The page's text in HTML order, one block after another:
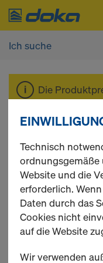
Die
angezeigt.
Träger
2 Produkte gefunden
Meist gesucht
Technisch
ordnungsgemäße
Website und die
erforderlich.
Daten durch das
Cookies nicht
auf die Website
Wir verwenden